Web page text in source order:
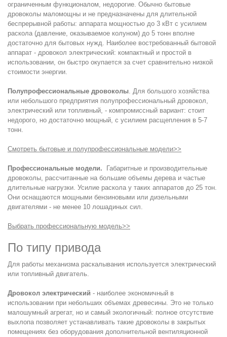
ограниченным функционалом, недорогие. Обычно бытовые
дровоколы маломощны и не предназначены для длительной
беспрерывной работы: аппарата мощностью до 3 кВт с усилием
раскола (давление, оказываемое колуном) до 5 тонн вполне
достаточно для бытовых нужд. Наиболее востребованный бытовой
аппарат - дровокол электрический: компактный и простой в
использовании, он быстро окупается за счет сравнительно низкой
стоимости энергии.
Полупрофессиональные дровоколы. Для большого хозяйства
или небольшого предприятия полупрофессиональный дровокол,
электрический или топливный, - компромиссный вариант: стоит
недорого, но достаточно мощный, с усилием расщепления в 5-7
тонн.
Смотреть бытовые и полупрофессиональные модели>>
Профессиональные модели.
Габаритные и производительные
дровоколы, рассчитанные на большие объемы дерева и частые
длительные нагрузки. Усилие раскола у таких аппаратов до 25 тон.
Они оснащаются мощными бензиновыми или дизельными
двигателями - не менее 10 лошадиных сил.
Выбрать профессиональную модель>>
По типу привода
Для работы механизма раскалывания используется электрический
или топливный двигатель.
Дровокол электрический - наиболее экономичный в
использовании при небольших объемах древесины. Это не только
малошумный агрегат, но и самый экологичный: полное отсутствие
выхлопа позволяет устанавливать такие дровоколы в закрытых
помещениях без оборудования дополнительной вентиляционной